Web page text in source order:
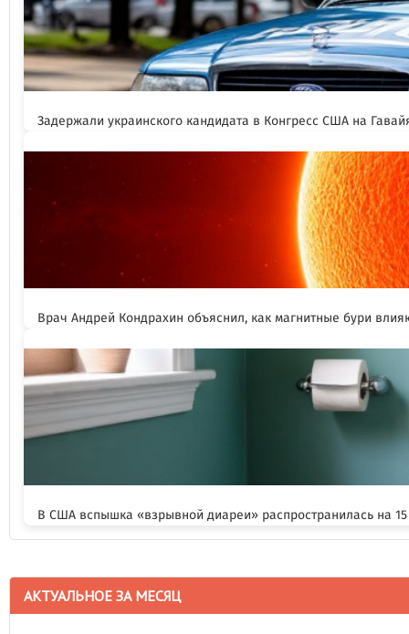
Задержали украинского кандидата в Конгресс США на
Врач Андрей Кондрахин объяснил, как магнитные бури
В США вспышка «взрывной диареи» распространилась на
АКТУАЛЬНОЕ ЗА МЕСЯЦ